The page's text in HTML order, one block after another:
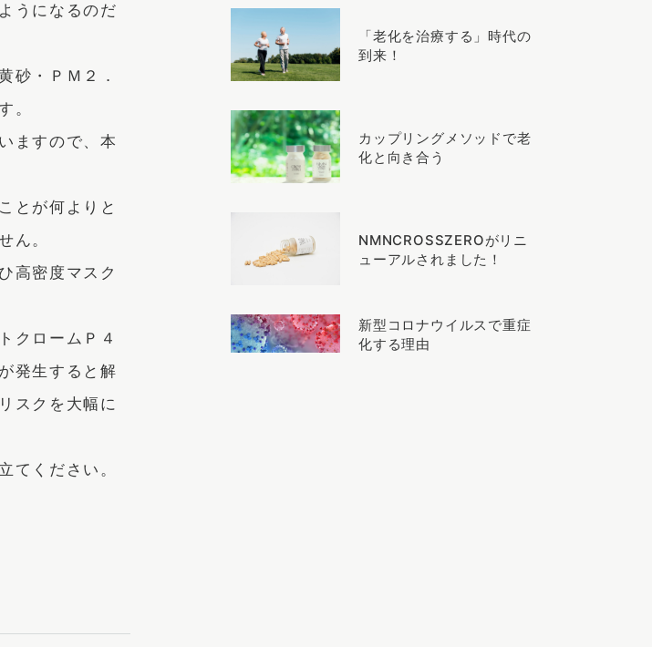
うになるのだ
砂・ＰＭ２．
。
ますので、本
とが何よりと
ん。
高密度マスク
クロームＰ４
発生すると解
スクを大幅に
てください。
「老化を治療する」時代の
到来！
カップリングメソッドで老
化と向き合う
NMNCROSSZEROがリニ
ューアルされました！
新型コロナウイルスで重症
化する理由